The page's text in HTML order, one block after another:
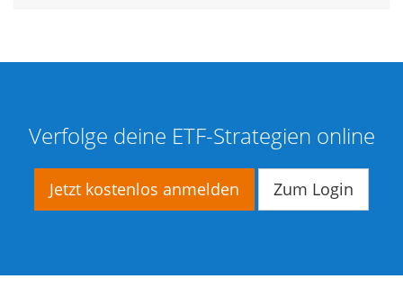
Verfolge deine ETF-Strategien online
Jetzt kostenlos anmelden Zum Login